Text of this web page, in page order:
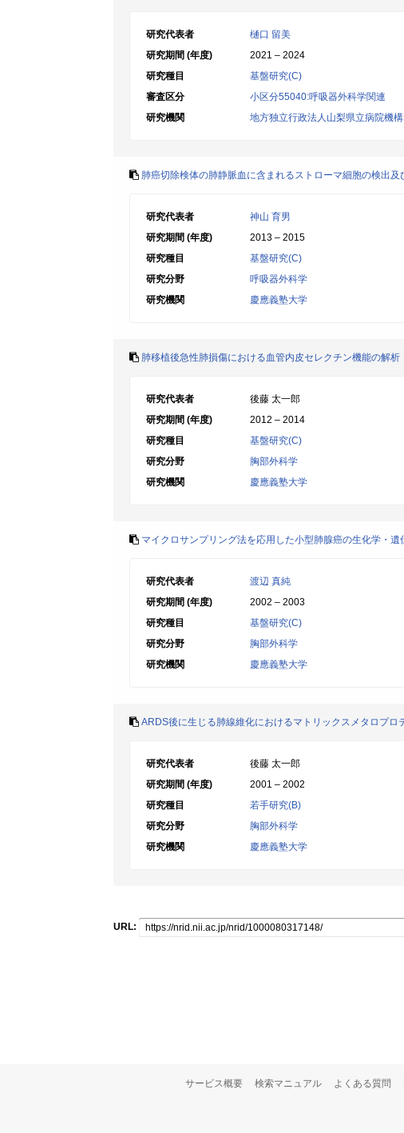
研究代表者
樋口 留美
研究期間 (年度)
2021 – 2024
研究種目
基盤研究(C)
審査区分
小区分55040:呼吸器外科学関連
研究機関
地方独立行政法人山梨県立病院機
肺癌切除検体の肺静脈血に含まれるストローマ細胞の検出及
研究代表者
神山 育男
研究期間 (年度)
2013 – 2015
研究種目
基盤研究(C)
研究分野
呼吸器外科学
研究機関
慶應義塾大学
肺移植後急性肺損傷における血管内皮セレクチン機能の解析
研究代表者
後藤 太一郎
研究期間 (年度)
2012 – 2014
研究種目
基盤研究(C)
研究分野
胸部外科学
研究機関
慶應義塾大学
マイクロサンプリング法を応用した小型肺腺癌の生化学・
研究代表者
渡辺 真純
研究期間 (年度)
2002 – 2003
研究種目
基盤研究(C)
研究分野
胸部外科学
研究機関
慶應義塾大学
ARDS後に生じる肺線維化におけるマトリックスメタロプロ
研究代表者
後藤 太一郎
研究期間 (年度)
2001 – 2002
研究種目
若手研究(B)
研究分野
胸部外科学
研究機関
慶應義塾大学
URL:
サービス概要 検索マニュアル よくある質問